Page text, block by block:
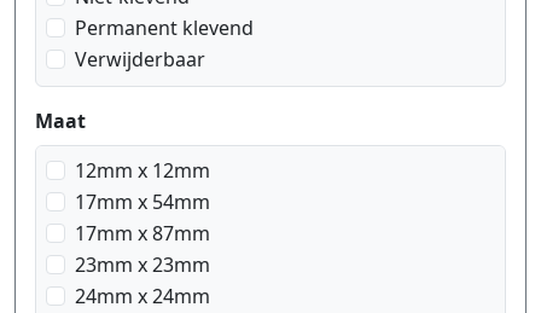
Permanent klevend
Verwijderbaar
Maat
12mm x 12mm
17mm x 54mm
17mm x 87mm
23mm x 23mm
24mm x 24mm